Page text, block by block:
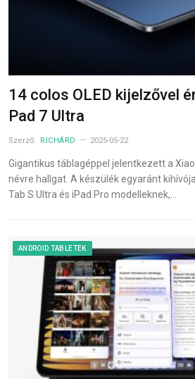
14 colos OLED kijelzővel
Pad 7 Ultra
Szerző: RICHÁRD 2025-05-22
Gigantikus táblagéppel jelentkezett a
névre hallgat. A készülék egyaránt
Tab S Ultra és iPad Pro modelleknek,…
ANDROID TABLETEK